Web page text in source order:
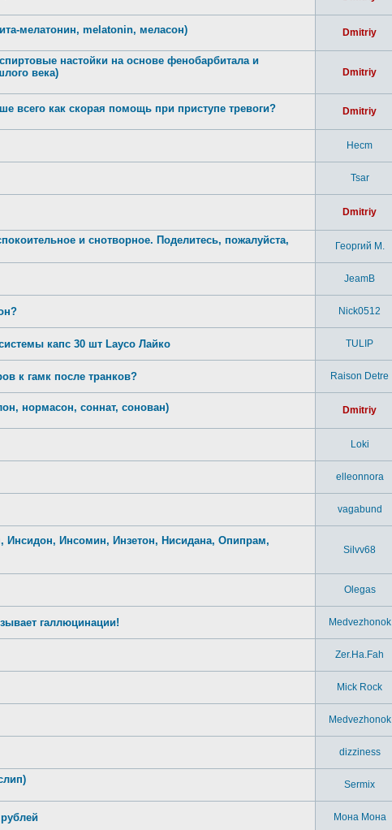
мелатонин, melatonin, меласон) Dmitriy
настойки на основе фенобарбитала и
века)
Dmitriy
всего как скорая помощь при приступе тревоги? Dmitriy
Hecm
Tsar
Dmitriy
и снотворное. Поделитесь, пожалуйста,
Георгий М.
JeamB
Nick0512
капс 30 шт Layco Лайко TULIP
к гамк после транков? Raison Detre
нормасон, соннат, сонован) Dmitriy
Loki
elleonnora
vagabund
Инсомин, Инзетон, Нисидана, Опипрам,
Silvv68
Olegas
галлюцинации! Medvezhonok
Zer.Ha.Fah
Mick Rock
Medvezhonok
dizziness
Sermix
Мона Мона